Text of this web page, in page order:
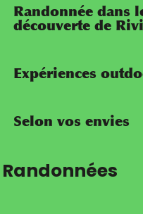
Randonnée dans
découverte de
Expériences
Selon vos envies
Randonnées
et à 14h30
du